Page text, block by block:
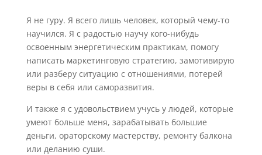
Я не гуру. Я всего лишь человек, который чему-то
научился. Я с радостью научу кого-нибудь
освоенным энергетическим практикам, помогу
написать маркетинговую стратегию, замотивирую
или разберу ситуацию с отношениями, потерей
веры в себя или саморазвития.
И также я с удовольствием учусь у людей, которые
умеют больше меня, зарабатывать большие
деньги, ораторскому мастерству, ремонту балкона
или деланию суши.